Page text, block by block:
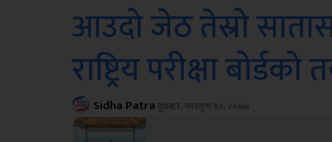
आउदो जेठ तेस्रो
राष्ट्रिय परीक्षा बोर्डको
Sidha Patraबुधबार, फाल्गुण १२, २०७७